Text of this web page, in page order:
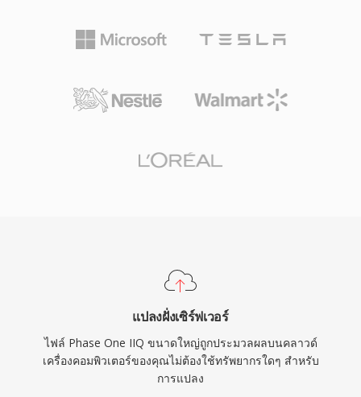
แปลงฝั่งเซิร์ฟเวอร์
ไฟล์ Phase One IIQ ขนาดใหญ่ถูกประมวลผลบนคลาวด์
เครื่องคอมพิวเตอร์ของคุณไม่ต้องใช้ทรัพยากรใดๆ สำหรับ
การแปลง